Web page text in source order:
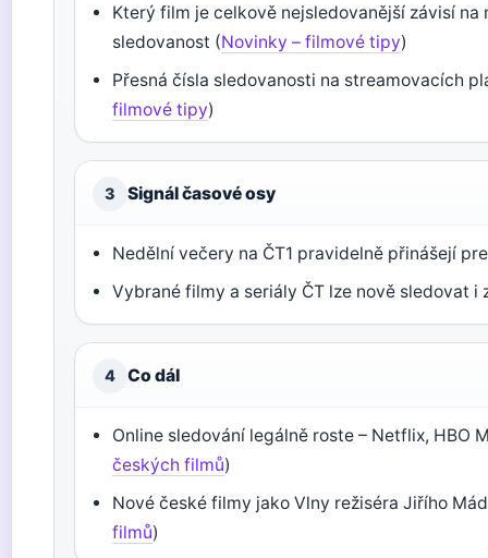
Který film je celkově nejsledovanější závisí
sledovanost (Novinky – filmové tipy)
Přesná čísla sledovanosti na streamovacích
filmové tipy)
3 Signál časové osy
Nedělní večery na ČT1 pravidelně přinášejí
Vybrané filmy a seriály ČT lze nově sledovat i
4 Co dál
Online sledování legálně roste – Netflix, HBO
českých filmů)
Nové české filmy jako Vlny režiséra Jiřího
filmů)